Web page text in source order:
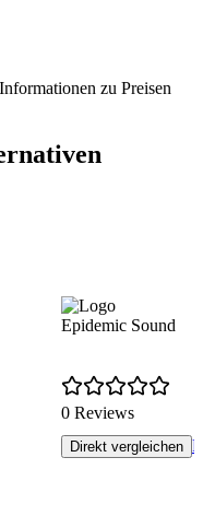
zu Preisen
Epidemic Sound
0 Reviews
Direkt vergleichen